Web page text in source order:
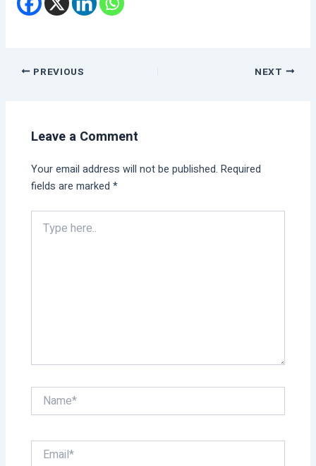
PREVIOUS NEXT
Leave a Comment
Your email address will not be published. Required
fields are marked*
Type
here..
Name*
Email*